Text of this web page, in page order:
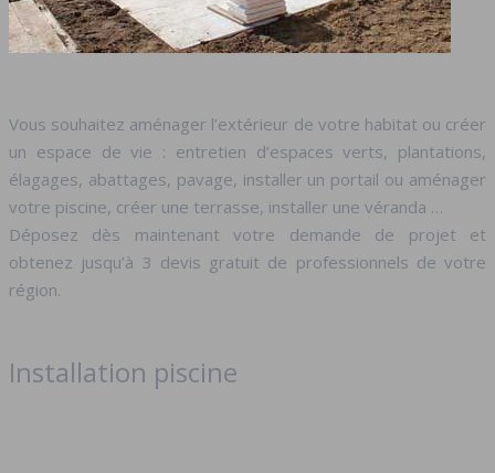
Vous souhaitez aménager l’extérieur de votre habitat ou créer
un espace de vie : entretien d’espaces verts, plantations,
élagages, abattages, pavage, installer un portail ou aménager
votre piscine, créer une terrasse, installer une véranda …
Déposez dès maintenant votre demande de projet et
obtenez jusqu’à 3 devis gratuit de professionnels de votre
région.
Installation piscine